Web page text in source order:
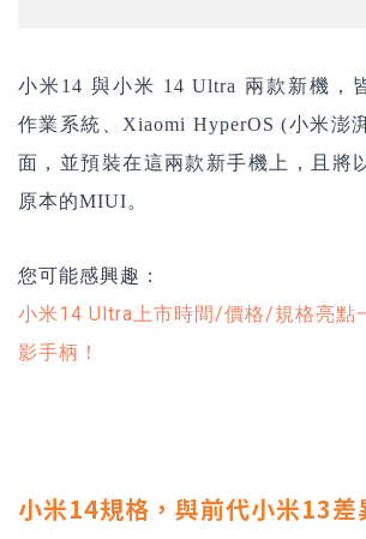
小米14 與小米 14 Ultra 兩款新機，
作業系統、Xiaomi HyperOS (小米澎
面 ，並預裝在這兩款新手機上
，且將
原本的MIUI。
您可能感興趣：
小米14 Ultra上市時間/價格/規格亮點
影手柄！
小米14規格，與前代小米13差